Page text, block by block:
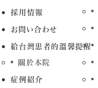
採用情報
お問い合わせ
給台灣患者的溫馨提醒
關於本院
症例紹介